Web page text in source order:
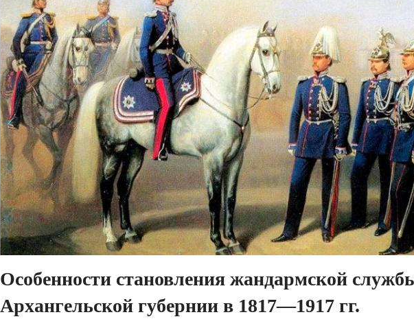
Особенности становления жандармской
Архангельской губернии в 1817—1917 гг.